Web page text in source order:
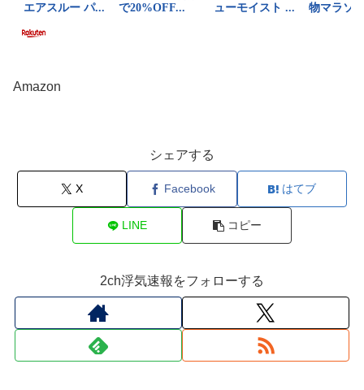
Amazon
シェアする
X Facebook はてブ
LINE コピー
2ch浮気速報をフォローする